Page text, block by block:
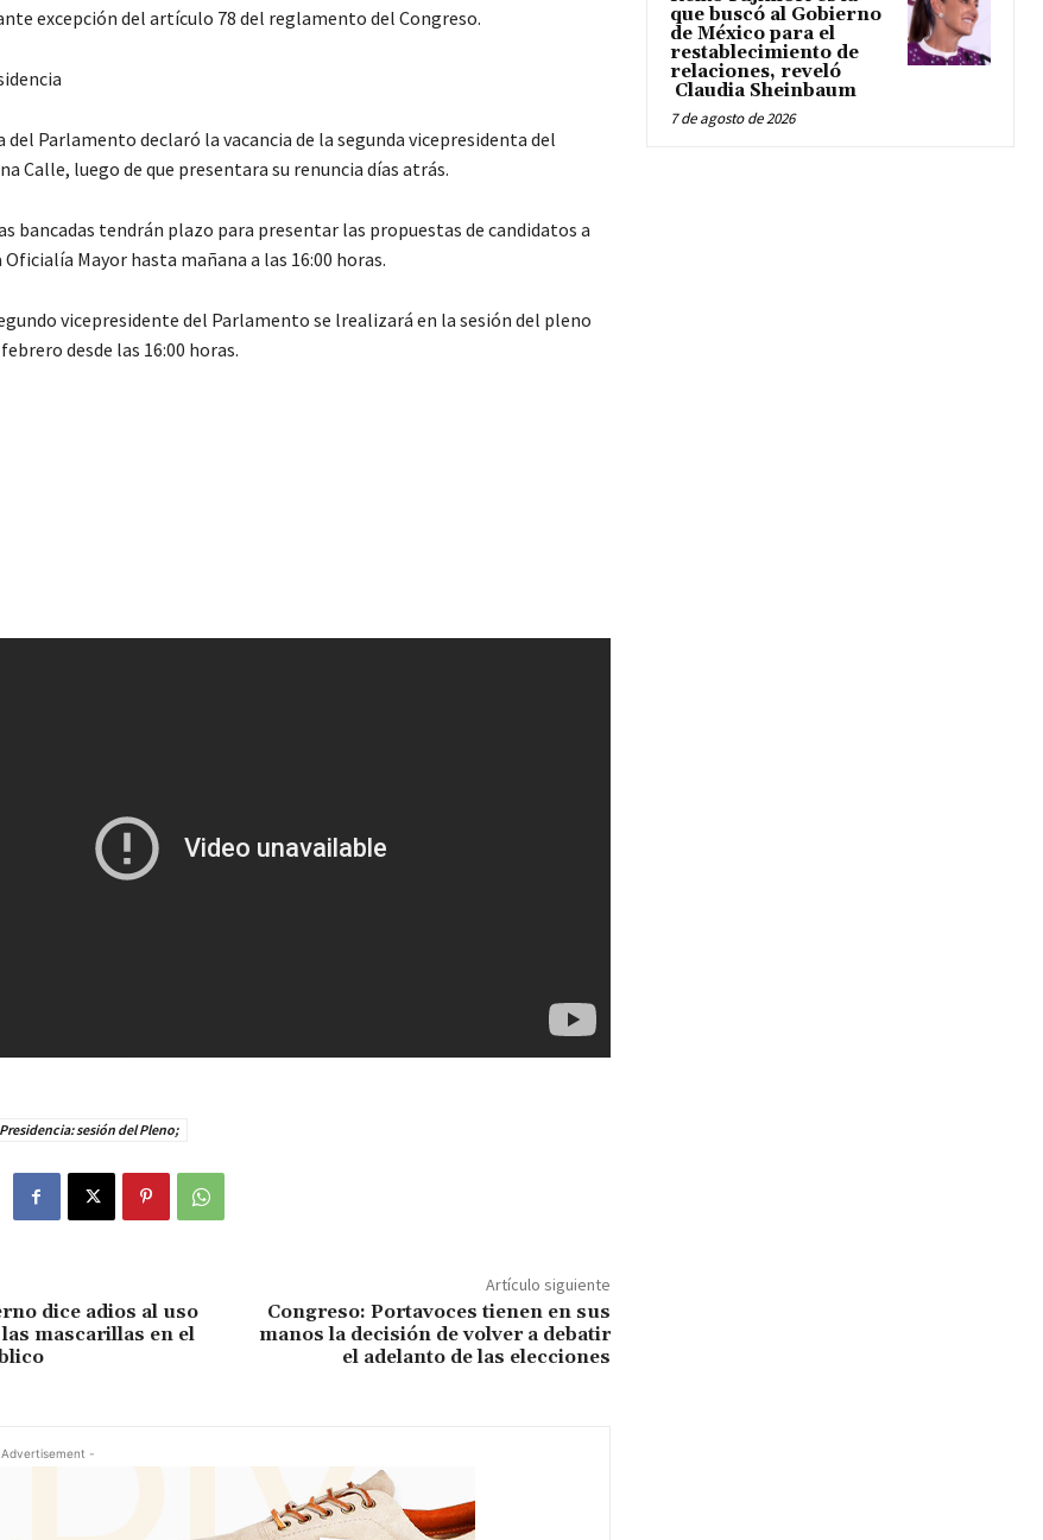
excepción del artículo 78 del reglamento del Congreso.
del Parlamento declaró la vacancia de la segunda vicepresidenta del
Calle, luego de que presentara su renuncia días atrás.
bancadas tendrán plazo para presentar las propuestas de candidatos a
Mayor hasta mañana a las 16:00 horas.
vicepresidente del Parlamento se lrealizará en la sesión del pleno
desde las 16:00 horas.
sesión del Pleno;
dice adios al uso
mascarillas en el
Artículo siguiente
Congreso: Portavoces tienen en sus
manos la decisión de volver a debatir
el adelanto de las elecciones
-
que buscó al Gobierno
de México para el
restablecimiento de
relaciones, reveló
Claudia Sheinbaum
7 de agosto de 2026